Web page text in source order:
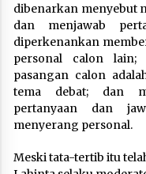
dibenarkan menyebut
dan menjawab
diperkenankan
personal calon lain;
pasangan calon
tema debat; dan
pertanyaan dan
menyerang personal.
Meski tata-tertib itu